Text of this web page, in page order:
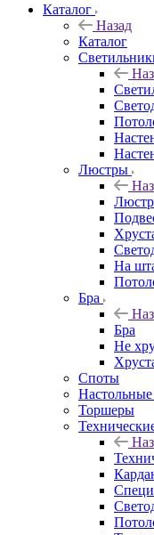
Каталог
Назад
Каталог
Люстры
На
Бра
Бра
Не
Споты
Торшеры